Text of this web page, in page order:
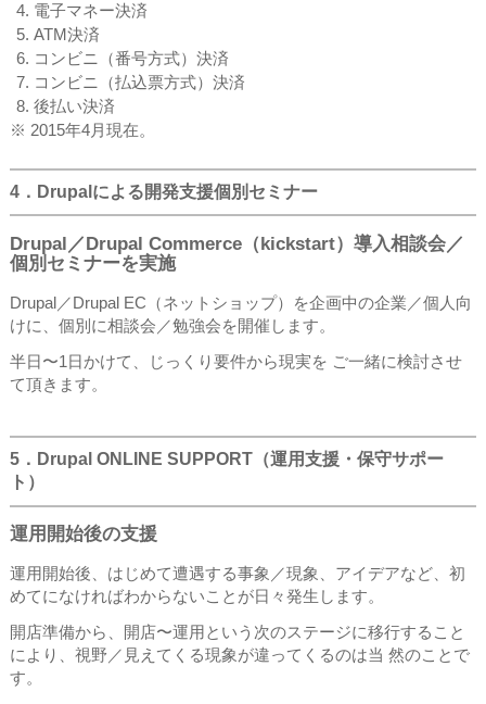
電子マネー決済
ATM決済
コンビニ（番号方式）決済
コンビニ（払込票方式）決済
後払い決済
※ 2015年4月現在。
4．Drupalによる開発支援個別セミナー
Drupal／Drupal Commerce（kickstart）導入相談会／
個別セミナーを実施
Drupal／Drupal EC（ネットショップ）を企画中の企業／個人向
けに、個別に相談会／勉強会を開催します。
半日〜1日かけて、じっくり要件から現実を ご一緒に検討させ
て頂きます。
5．Drupal ONLINE SUPPORT（運用支援・保守サポー
ト）
運用開始後の支援
運用開始後、はじめて遭遇する事象／現象、アイデアなど、初
めてになければわからないことが日々発生します。
開店準備から、開店〜運用という次のステージに移行すること
により、視野／見えてくる現象が違ってくるのは当 然のことで
す。